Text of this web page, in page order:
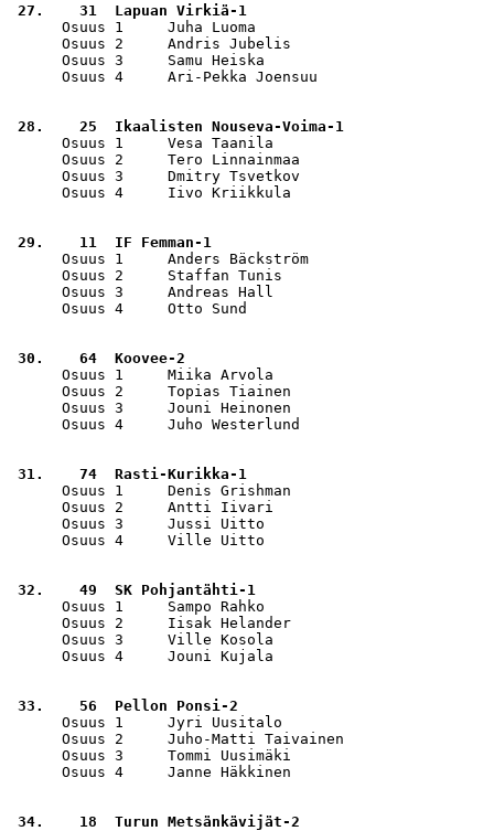
27.    31  Lapuan Virkiä-1
Osuus 1     Juha Luoma
Osuus 2     Andris Jubelis
Osuus 3     Samu Heiska
Osuus 4     Ari-Pekka Joensuu
28.    25  Ikaalisten Nouseva-Voima-1
Osuus 1     Vesa Taanila
Osuus 2     Tero Linnainmaa
Osuus 3     Dmitry Tsvetkov
Osuus 4     Iivo Kriikkula
29.    11  IF Femman-1
Osuus 1     Anders Bäckström
Osuus 2     Staffan Tunis
Osuus 3     Andreas Hall
Osuus 4     Otto Sund
30.    64  Koovee-2
Osuus 1     Miika Arvola
Osuus 2     Topias Tiainen
Osuus 3     Jouni Heinonen
Osuus 4     Juho Westerlund
31.    74  Rasti-Kurikka-1
Osuus 1     Denis Grishman
Osuus 2     Antti Iivari
Osuus 3     Jussi Uitto
Osuus 4     Ville Uitto
32.    49  SK Pohjantähti-1
Osuus 1     Sampo Rahko
Osuus 2     Iisak Helander
Osuus 3     Ville Kosola
Osuus 4     Jouni Kujala
33.    56  Pellon Ponsi-2
Osuus 1     Jyri Uusitalo
Osuus 2     Juho-Matti Taivainen
Osuus 3     Tommi Uusimäki
Osuus 4     Janne Häkkinen
34.    18  Turun Metsänkävijät-2